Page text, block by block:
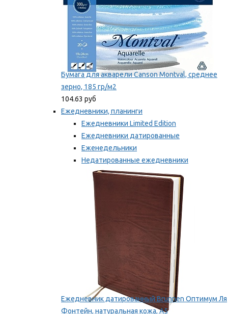
Бумага для акварели Canson Montval, среднее
зерно, 185 гр/м2
104.63 руб
Ежедневники, планинги
Ежедневники Limited Edition
Ежедневники датированные
Еженедельники
Недатированные ежедневники
Планинги
Мы рекомендуем
Ежедневник датированный Brunnen Оптимум Ля
Фонтейн, натуральная кожа, А5